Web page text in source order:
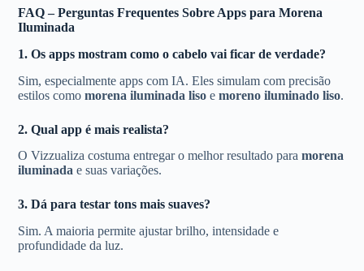
FAQ – Perguntas Frequentes Sobre Apps para Morena
Iluminada
1. Os apps mostram como o cabelo vai ficar de verdade?
Sim, especialmente apps com IA. Eles simulam com precisão
estilos comomorena iluminada liso emoreno iluminado liso.
2. Qual app é mais realista?
O Vizzualiza costuma entregar o melhor resultado paramorena
iluminada e suas variações.
3. Dá para testar tons mais suaves?
Sim. A maioria permite ajustar brilho, intensidade e
profundidade da luz.